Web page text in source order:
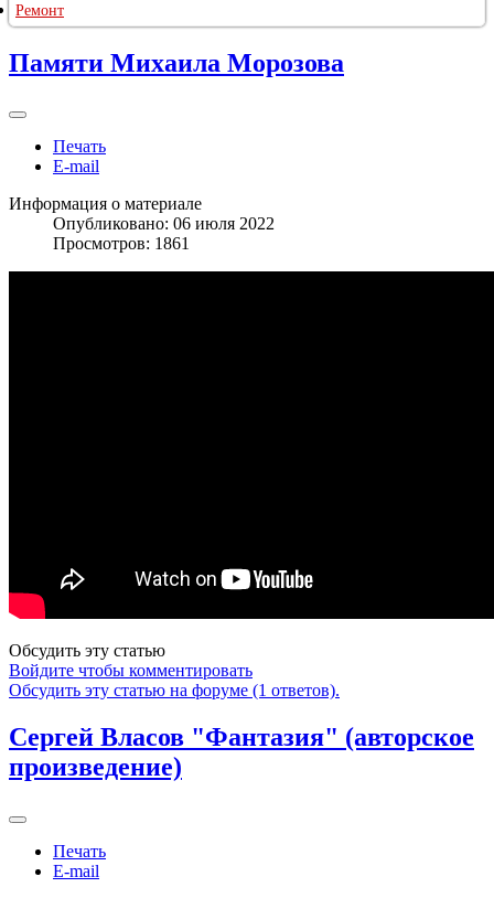
Ремонт
Памяти Михаила Морозова
Печать
E-mail
Информация о материале
Опубликовано: 06 июля 2022
Просмотров: 1861
Обсудить эту статью
Войдите чтобы комментировать
Обсудить эту статью на форуме (1 ответов).
Сергей Власов "Фантазия" (авторское
произведение)
Печать
E-mail